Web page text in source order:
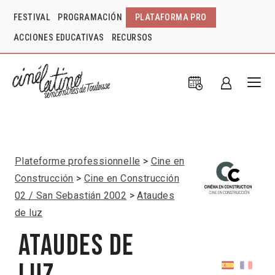
FESTIVAL PROGRAMACIÓN PLATAFORMA PRO
ACCIONES EDUCATIVAS RECURSOS
Plateforme professionnelle
Cine en
Construcción
Cine en Construcción
02 / San Sebastián 2002
Ataudes
de luz
Ataudes de